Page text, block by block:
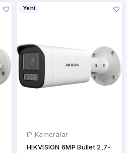
Yeni
IP Kameralar
HIKVISION 6MP Bullet 2,7-